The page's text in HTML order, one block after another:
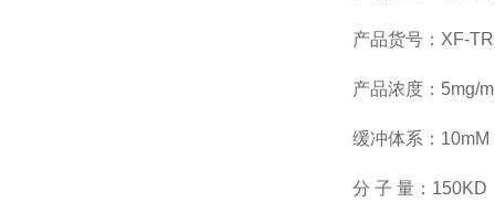
产品货号：XF-
产品浓度：5mg/
缓冲体系：
分 子 量：150KD